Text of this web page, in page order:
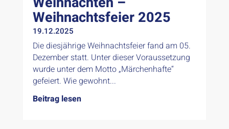
Weihnachtsfeier 2025
19.12.2025
Die diesjährige Weihnachtsfeier fand am 05.
Dezember statt. Unter dieser Voraussetzung
wurde unter dem Motto „Märchenhafte“
gefeiert. Wie gewohnt...
Beitrag lesen